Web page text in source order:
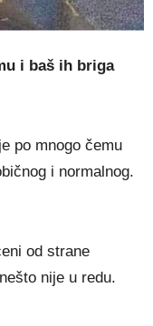
i baš ih briga
po mnogo čemu
i normalnog.
od strane
nije u redu.